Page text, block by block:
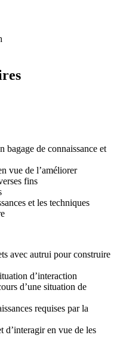
bagage de connaissance et
vue de l’améliorer
fins
et les techniques
avec autrui pour construire
d’interaction
d’une situation de
requises par la
d’interagir en vue de les